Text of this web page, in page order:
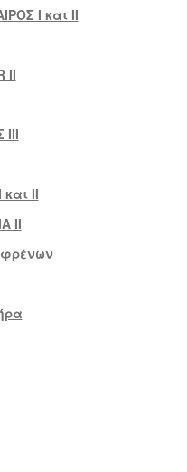
I και II
II
III
και II
II
φρένων